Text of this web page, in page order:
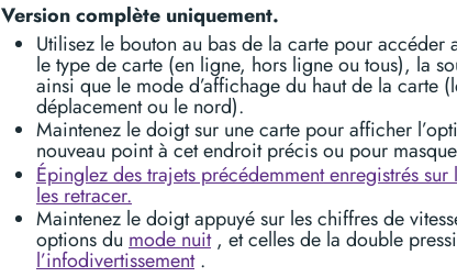
Version complète uniquement.
Utilisez le bouton au bas de la carte pour accéder
le type de carte (en ligne, hors ligne ou tous), la
ainsi que le mode d’affichage du haut de la carte
déplacement ou le nord).
Maintenez le doigt sur une carte pour afficher
nouveau point à cet endroit précis ou pour
Épinglez des trajets précédemment enregistrés
les retracer.
Maintenez le doigt appuyé sur les chiffres de
options du mode nuit, et celles de la double
l’infodivertissement.